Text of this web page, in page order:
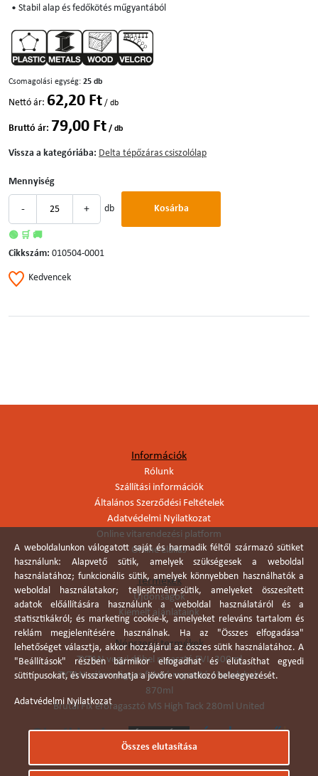
• Stabil alap és fedőkötés műgyantából
Csomagolási egység: 25 db
Nettó ár: 62,20 Ft / db
Bruttó ár: 79,00 Ft / db
Vissza a kategóriába: Delta tépőzáras csiszolólap
Mennyiség
- + db Kosárba
🟢 🛒 🚚
Cikkszám: 010504-0001
Kedvencek
Információk
Rólunk
Szállítási információk
Általános Szerződési Feltételek
Adatvédelmi Nyilatkozat
Online vitarendezési platform
Online elállás
Termékek
Újdonságok
Kiemelt ajánlataink
Népszerű termékek
TYTAN vegyi dübel ragasztó EVI. 300ml
TYTAN vékonyágyas falazó ragasztó pisztolyhab
870ml
Brutál Fix erőragasztó MS High Tack 280ml United
A weboldalunkon válogatott saját és harmadik féltől származó sütiket
használunk: Alapvető sütik, amelyek szükségesek a weboldal
használatához; funkcionális sütik, amelyek könnyebben használhatók a
weboldal használatakor; teljesítmény-sütik, amelyeket összesített
adatok előállítására használunk a weboldal használatáról és a
statisztikákról; és marketing cookie-k, amelyeket releváns tartalom és
reklám megjelenítésére használnak. Ha az "Összes elfogadása"
lehetőséget választja, akkor hozzájárul az összes sütik használatához. A
"Beállítások" részben bármikor elfogadhat és elutasíthat egyedi
sütitípusokat, és visszavonhatja a jövőre vonatkozó beleegyezését.
Adatvédelmi Nyilatkozat
Összes elutasítása